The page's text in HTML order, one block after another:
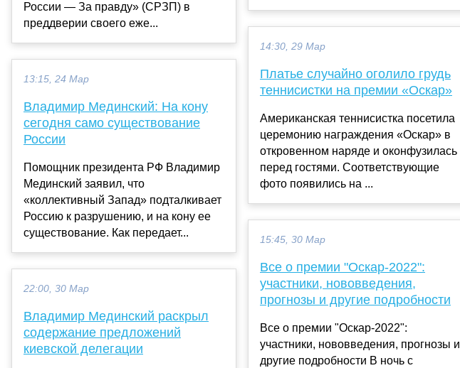
России — За правду» (СРЗП) в
преддверии своего еже...
13:15, 24 Мар
Владимир Мединский: На кону
сегодня само существование
России
Помощник президента РФ Владимир
Мединский заявил, что
«коллективный Запад» подталкивает
Россию к разрушению, и на кону ее
существование. Как передает...
22:00, 30 Мар
Владимир Мединский раскрыл
содержание предложений
киевской делегации
14:30, 29 Мар
Платье случайно оголило грудь
теннисистки на премии «Оскар»
Американская теннисистка посетила
церемонию награждения «Оскар» в
откровенном наряде и оконфузилась
перед гостями. Соответствующие
фото появились на ...
15:45, 30 Мар
Все о премии "Оскар-2022":
участники, нововведения,
прогнозы и другие подробности
Все о премии "Оскар-2022":
участники, нововведения, прогнозы и
другие подробности В ночь с